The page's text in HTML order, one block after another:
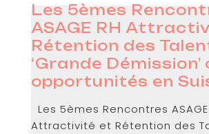
Les 5èmes
ASAGE RH
Rétention des
‘Grande Démission’
opportunités en
Les 5èmes Rencontres ASAGE
Attractivité et Rétention des